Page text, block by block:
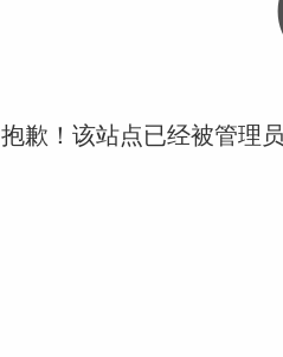
抱歉！该站点已经被管理